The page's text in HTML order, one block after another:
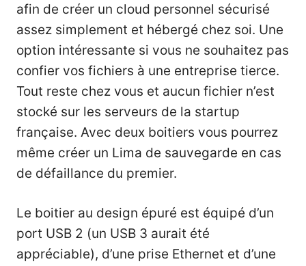
afin de créer un cloud personnel sécurisé
assez simplement et hébergé chez soi. Une
option intéressante si vous ne souhaitez pas
confier vos fichiers à une entreprise tierce.
Tout reste chez vous et aucun fichier n’est
stocké sur les serveurs de la startup
française. Avec deux boitiers vous pourrez
même créer un Lima de sauvegarde en cas
de défaillance du premier.
Le boitier au design épuré est équipé d’un
port USB 2 (un USB 3 aurait été
appréciable), d’une prise Ethernet et d’une